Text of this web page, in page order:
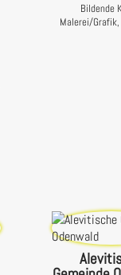
Bildende
Malerei/